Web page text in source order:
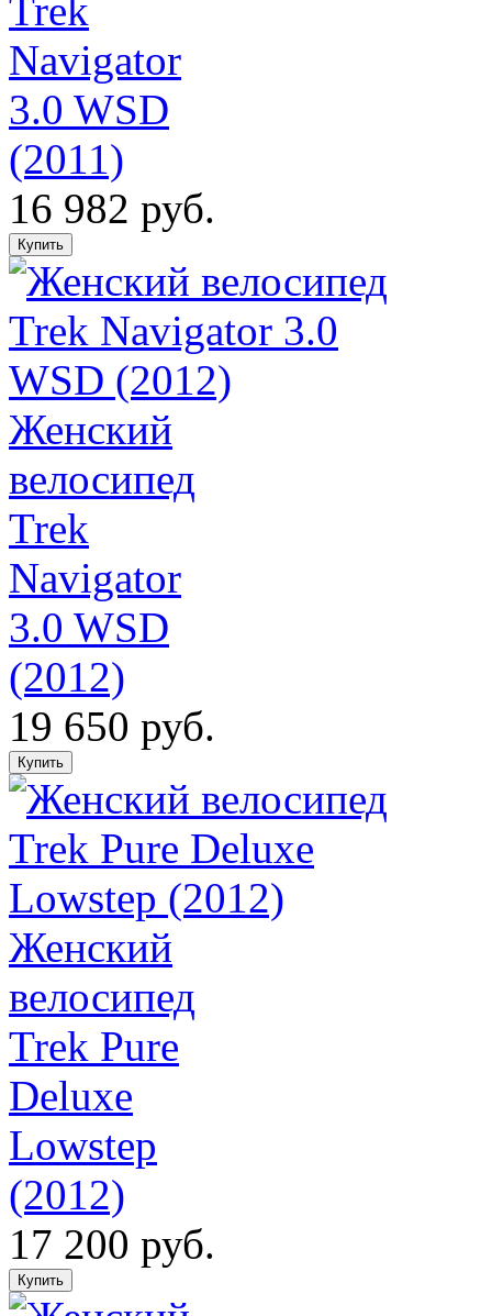
Trek
Navigator
3.0 WSD
(2011)
16 982 руб.
Женский
велосипед
Trek
Navigator
3.0 WSD
(2012)
19 650 руб.
Женский
велосипед
Trek Pure
Deluxe
Lowstep
(2012)
17 200 руб.